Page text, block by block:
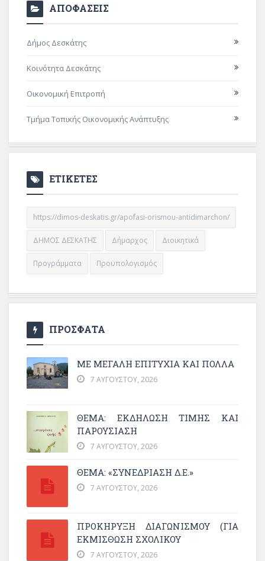
ΑΠΟΦΑΣΕΙΣ
Δήμος Δεσκάτης
Κοινότητα Δεσκάτης
Οικονομική Επιτροπή
Τμήμα Τοπικής Οικονομικής Ανάπτυξης
ΕΤΙΚΕΤΕΣ
https://dimos-deskatis.gr/apofasi-orismou-antidimarchon/
ΔΗΜΟΣ ΔΕΣΚΑΤΗΣ Δήμαρχος Διοικητικά
Προγράμματα Προϋπολογισμός
ΠΡΟΣΦΑΤΑ
ΜΕ ΜΕΓΆΛΗ ΕΠΙΤΥΧΊΑ ΚΑΙ ΠΟΛΛΆ
7 ΑΥΓΟΎΣΤΟΥ, 2026
ΘΈΜΑ: ΕΚΔΉΛΩΣΗ ΤΙΜΉΣ ΚΑΙ
ΠΑΡΟΥΣΊΑΣΗ
7 ΑΥΓΟΎΣΤΟΥ, 2026
ΘΕΜΑ: «ΣΥΝΕΔΡΊΑΣΗ Δ.Ε.»
7 ΑΥΓΟΎΣΤΟΥ, 2026
ΠΡΟΚΗΡΥΞΗ ΔΙΑΓΩΝΙΣΜΟΥ (ΓΙΑ
ΕΚΜΊΣΘΩΣΗ ΣΧΟΛΙΚΟΎ
7 ΑΥΓΟΎΣΤΟΥ, 2026